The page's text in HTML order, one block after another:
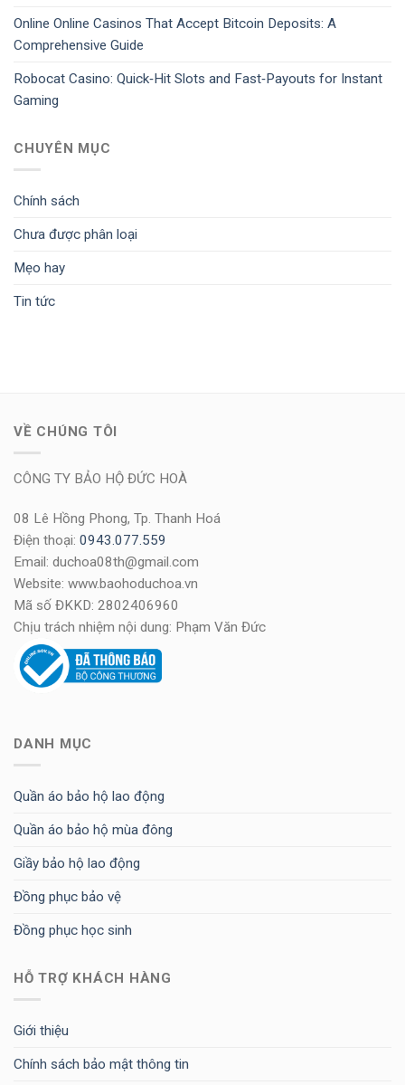
Online Online Casinos That Accept Bitcoin Deposits: A
Comprehensive Guide
Robocat Casino: Quick‑Hit Slots and Fast‑Payouts for Instant
Gaming
CHUYÊN MỤC
Chính sách
Chưa được phân loại
Mẹo hay
Tin tức
VỀ CHÚNG TÔI
CÔNG TY BẢO HỘ ĐỨC HOÀ
08 Lê Hồng Phong, Tp. Thanh Hoá
Điện thoại: 0943.077.559
Email: duchoa08th@gmail.com
Website: www.baohoduchoa.vn
Mã số ĐKKD: 2802406960
Chịu trách nhiệm nội dung: Phạm Văn Đức
DANH MỤC
Quần áo bảo hộ lao động
Quần áo bảo hộ mùa đông
Giầy bảo hộ lao động
Đồng phục bảo vệ
Đồng phục học sinh
HỖ TRỢ KHÁCH HÀNG
Giới thiệu
Chính sách bảo mật thông tin